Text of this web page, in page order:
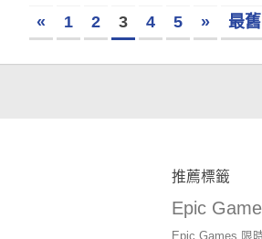
« 1 2 3 4 5 » 最
推薦標籤
Epic
Epic Games 限